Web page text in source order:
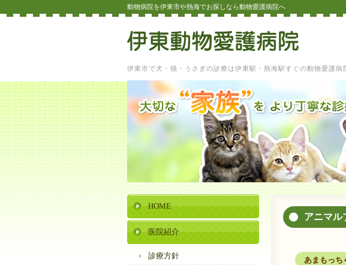
動物病院を伊東市や熱海でお探しなら動物愛護病院へ
伊東市で犬・猫・うさぎの診療は伊東駅・熱海駅すぐの動物愛護病
アニマル
あまもっち
HOME
医院紹介
診療方針